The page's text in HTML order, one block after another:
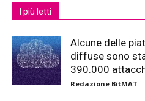
I più letti
Alcune delle
diffuse sono
390.000
Redazione BitMAT -